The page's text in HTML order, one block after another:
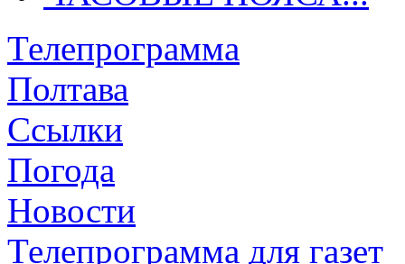
Телепрограмма
Полтава
Ссылки
Погода
Новости
Телепрограмма для газет